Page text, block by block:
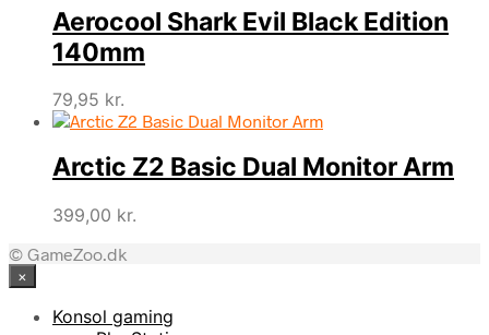
Aerocool Shark Evil Black Edition
140mm
79,95 kr.
Arctic Z2 Basic Dual Monitor Arm
399,00 kr.
© GameZoo.dk
×
Konsol gaming